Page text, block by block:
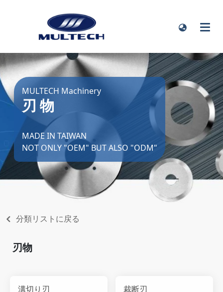
MULTECH Machinery
刃 物
MADE IN TAIWAN
NOT ONLY "OEM" BUT ALSO "ODM"
分類リストに戻る
溝切り刃 裁断刃
刃物